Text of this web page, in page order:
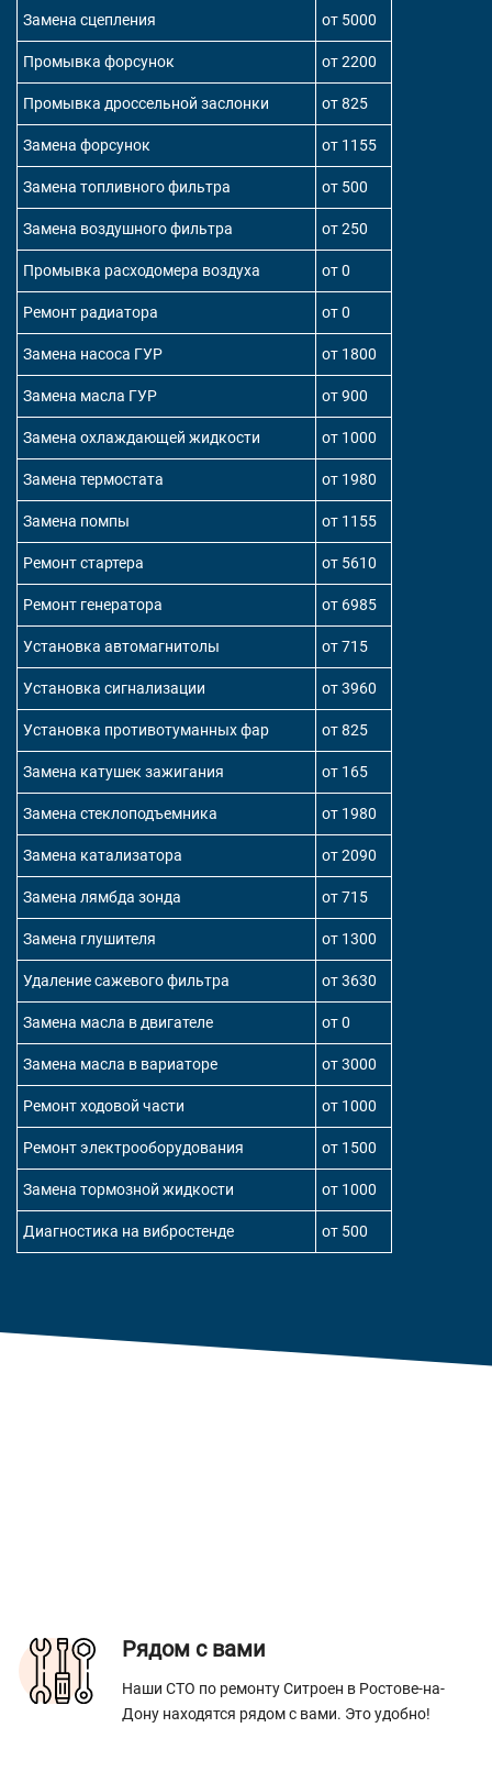
Замена сцепления от 5000
Промывка форсунок от 2200
Промывка дроссельной заслонки от 825
Замена форсунок от 1155
Замена топливного фильтра от 500
Замена воздушного фильтра от 250
Промывка расходомера воздуха от 0
Ремонт радиатора от 0
Замена насоса ГУР от 1800
Замена масла ГУР от 900
Замена охлаждающей жидкости от 1000
Замена термостата от 1980
Замена помпы от 1155
Ремонт стартера от 5610
Ремонт генератора от 6985
Установка автомагнитолы от 715
Установка сигнализации от 3960
Установка противотуманных фар от 825
Замена катушек зажигания от 165
Замена стеклоподъемника от 1980
Замена катализатора от 2090
Замена лямбда зонда от 715
Замена глушителя от 1300
Удаление сажевого фильтра от 3630
Замена масла в двигателе от 0
Замена масла в вариаторе от 3000
Ремонт ходовой части от 1000
Ремонт электрооборудования от 1500
Замена тормозной жидкости от 1000
Диагностика на вибростенде от 500
Рядом с вами
Наши СТО по ремонту Ситроен в Ростове-на-
Дону находятся рядом с вами. Это удобно!